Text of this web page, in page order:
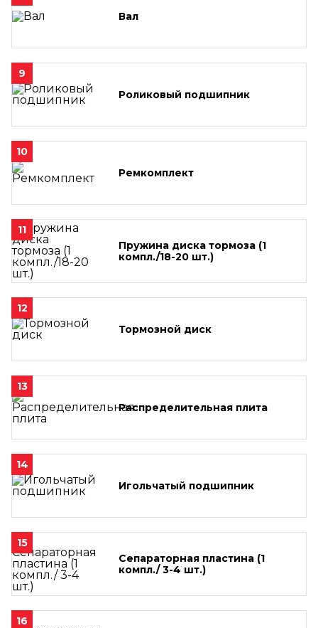
Вал
9
Роликовый подшипник
10
Ремкомплект
11
Пружина диска тормоза (1
компл./18-20 шт.)
12
Тормозной диск
13
Распределительная плита
14
Игольчатый подшипник
15
Сепараторная пластина (1
компл./ 3-4 шт.)
16